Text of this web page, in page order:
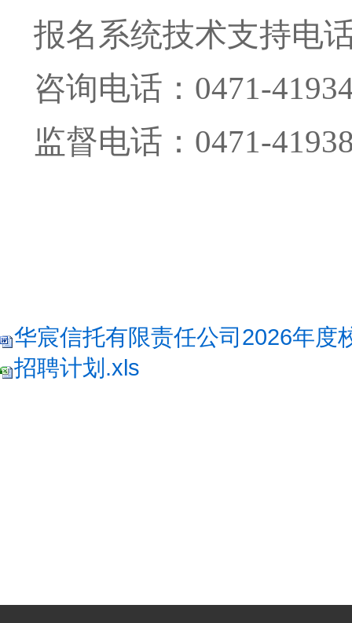
报名系统技术支持电
咨询电话：0471-
监督电话：0471-
华宸信托有限责任公司2026年度
招聘计划.xls